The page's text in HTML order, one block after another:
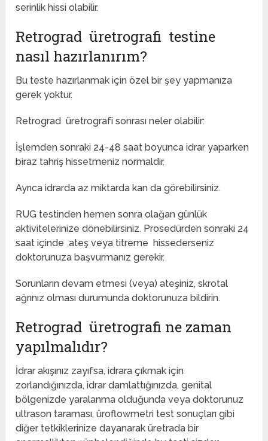
serinlik hissi olabilir.
Retrograd üretrografi testine
nasıl hazırlanırım?
Bu teste hazırlanmak için özel bir şey yapmanıza
gerek yoktur.
Retrograd üretrografi sonrası neler olabilir:
İşlemden sonraki 24-48 saat boyunca idrar yaparken
biraz tahriş hissetmeniz normaldir.
Ayrıca idrarda az miktarda kan da görebilirsiniz.
RUG testinden hemen sonra olağan günlük
aktivitelerinize dönebilirsiniz. Prosedürden sonraki 24
saat içinde ateş veya titreme hissederseniz
doktorunuza başvurmanız gerekir.
Sorunların devam etmesi (veya) ateşiniz, skrotal
ağrınız olması durumunda doktorunuza bildirin.
Retrograd üretrografi ne zaman
yapılmalıdır?
İdrar akışınız zayıfsa, idrara çıkmak için
zorlandığınızda, idrar damlattığınızda, genital
bölgenizde yaralanma olduğunda veya doktorunuz
ultrason taraması, üroflowmetri test sonuçları gibi
diğer tetkiklerinize dayanarak üretrada bir